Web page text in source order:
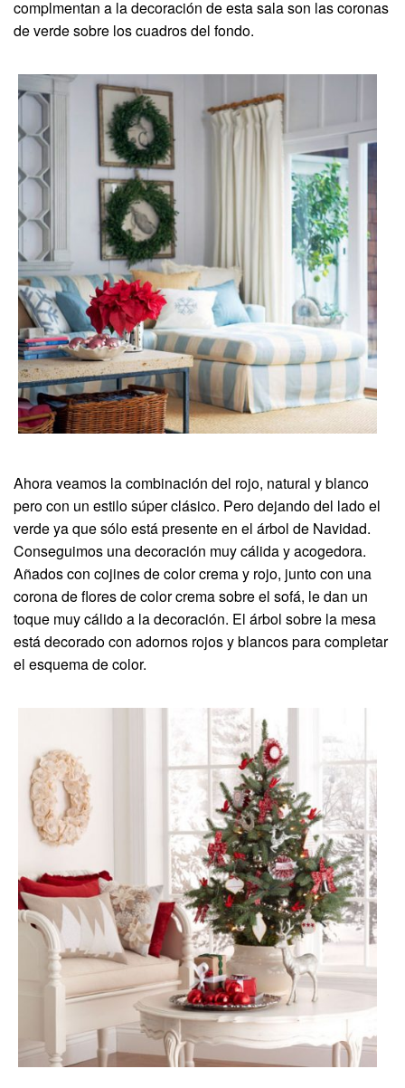
complmentan a la decoración de esta sala son las coronas
de verde sobre los cuadros del fondo.
Ahora veamos la combinación del rojo, natural y blanco
pero con un estilo súper clásico. Pero dejando del lado el
verde ya que sólo está presente en el árbol de Navidad.
Conseguimos una decoración muy cálida y acogedora.
Añados con cojines de color crema y rojo, junto con una
corona de flores de color crema sobre el sofá, le dan un
toque muy cálido a la decoración. El árbol sobre la mesa
está decorado con adornos rojos y blancos para completar
el esquema de color.